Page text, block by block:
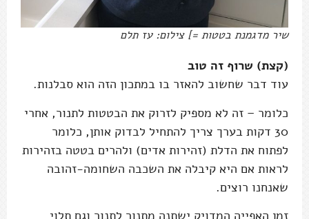
שיר מדגמנת בטטות =] צילום: עז תלם
(קצת) שרוף זה טוב
עוד דבר שחשוב להאזר בו במתכון הזה הוא סבלנות.
כלומר – זה לא מספיק לזרוק את הבטטות לתנור, אחרי
30 דקות בערך צריך להתחיל לבדוק אותן, כלומר
לפתוח את הדלת (זהירות אדים) ולהרים בטטה בזהירות
לראות אם היא קיבלה את השכבה השחומה-זהובה
שאנחנו רוצים.
זמן האפייה המדויק ישתנה מתנור לתנור וגם תלוי